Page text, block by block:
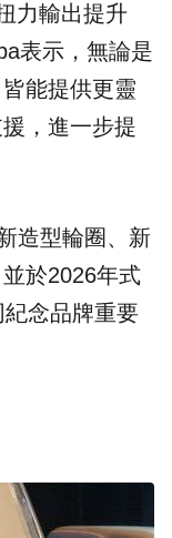
力輸出提升
表示，無論是
能提供更靈
，進一步提
造型輪圈、新
於2026年式
念品牌重要